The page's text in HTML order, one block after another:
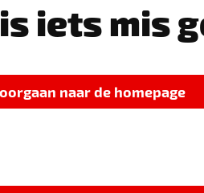
iets mis
naar de homepage